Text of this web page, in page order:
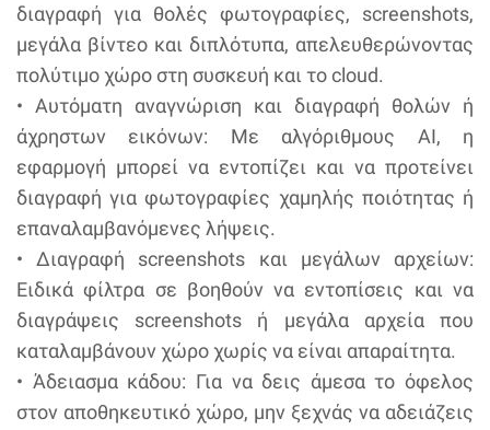
διαγραφή για θολές φωτογραφίες, screenshots,
μεγάλα βίντεο και διπλότυπα, απελευθερώνοντας
πολύτιμο χώρο στη συσκευή και το cloud.
• Αυτόματη αναγνώριση και διαγραφή θολών ή
άχρηστων εικόνων: Με αλγόριθμους AI, η
εφαρμογή μπορεί να εντοπίζει και να προτείνει
διαγραφή για φωτογραφίες χαμηλής ποιότητας ή
επαναλαμβανόμενες λήψεις.
• Διαγραφή screenshots και μεγάλων αρχείων:
Ειδικά φίλτρα σε βοηθούν να εντοπίσεις και να
διαγράψεις screenshots ή μεγάλα αρχεία που
καταλαμβάνουν χώρο χωρίς να είναι απαραίτητα.
• Άδειασμα κάδου: Για να δεις άμεσα το όφελος
στον αποθηκευτικό χώρο, μην ξεχνάς να αδειάζεις